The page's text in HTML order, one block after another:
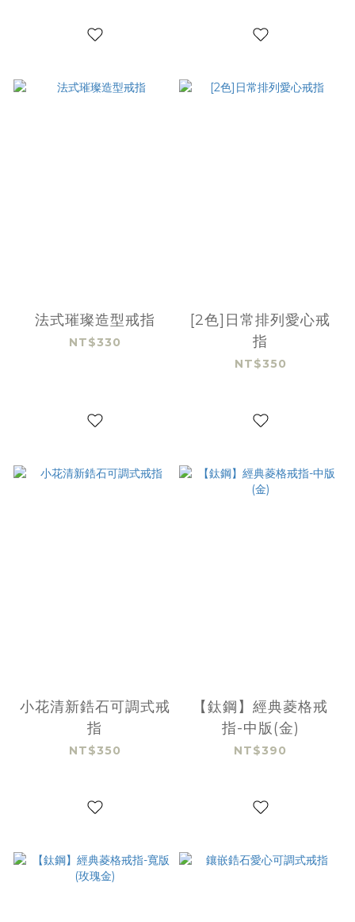
法式璀璨造型戒指
NT$330
[2色]日常排列愛心戒
指
NT$350
小花清新鋯石可調式戒
指
NT$350
【鈦鋼】經典菱格戒
指-中版(金)
NT$390